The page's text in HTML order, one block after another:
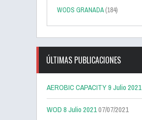
WODS GRANADA(184)
ÚLTIMAS PUBLICACIONES
AEROBIC CAPACITY 9 Julio 2021
WOD 8 Julio 202107/07/2021